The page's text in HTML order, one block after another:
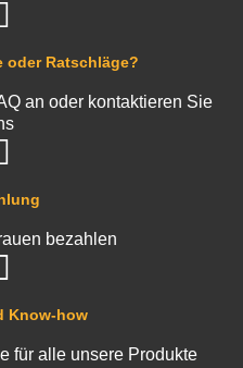
Know-how
für alle unsere Produkte
bezahlen
oder Ratschläge?
an oder kontaktieren Sie